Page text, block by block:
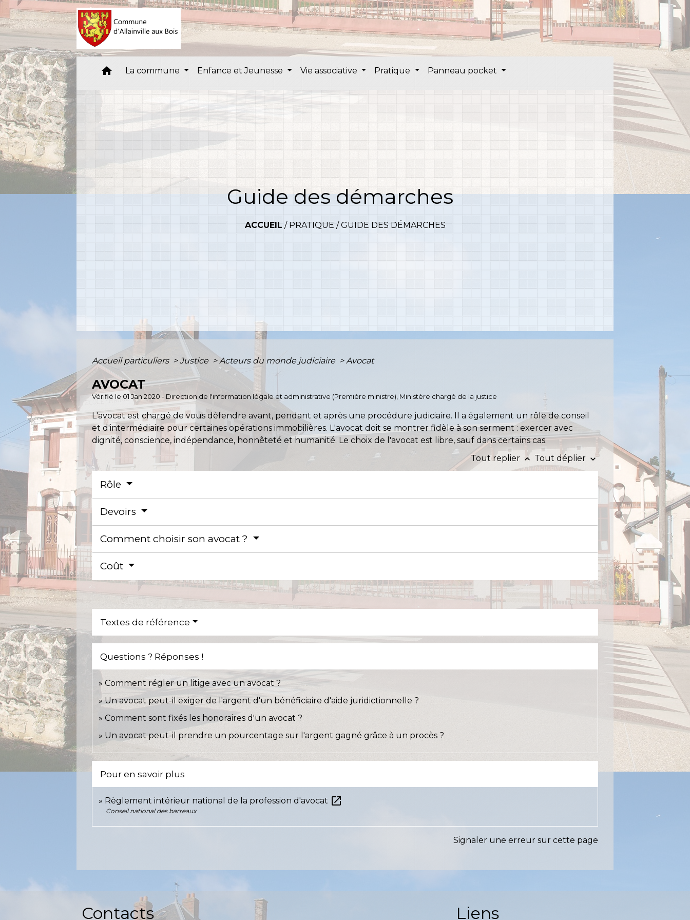
home La commune Enfance et Jeunesse Vie associative Pratique Panneau pocket
Guide des démarches
ACCUEIL / PRATIQUE /GUIDE DES DÉMARCHES
Accueil particuliers > Justice > Acteurs du monde judiciaire > Avocat
AVOCAT
Vérifié le 01 Jan 2020 - Direction de l'information légale et administrative (Première ministre), Ministère chargé de la justice
L'avocat est chargé de vous défendre avant, pendant et après une procédure judiciaire. Il a également un rôle de conseil
et d'intermédiaire pour certaines opérations immobilières. L'avocat doit se montrer fidèle à son serment : exercer avec
dignité, conscience, indépendance, honnêteté et humanité. Le choix de l'avocat est libre, sauf dans certains cas.
Tout replier keyboard_arrow_up Tout déplier keyboard_arrow_down
Rôle
Devoirs
Comment choisir son avocat ?
Coût
Textes de référence
Questions ? Réponses !
Comment régler un litige avec un avocat ?
Un avocat peut-il exiger de l'argent d'un bénéficiaire d'aide juridictionnelle ?
Comment sont fixés les honoraires d'un avocat ?
Un avocat peut-il prendre un pourcentage sur l'argent gagné grâce à un procès ?
Pour en savoir plus
Règlement intérieur national de la profession d'avocat open_in_new
Conseil national des barreaux
Signaler une erreur sur cette page
Contacts Liens